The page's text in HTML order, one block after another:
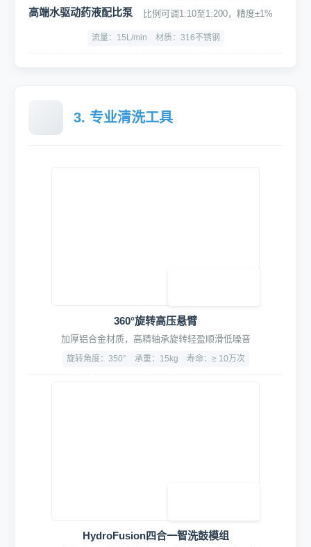
高端水驱动药液配比泵 比例可调1:10至1:200，精度±1%
流量：15L/min 材质：316不锈钢
3. 专业清洗工具
360°旋转高压悬臂
加厚铝合金材质，高精轴承旋转轻盈顺滑低噪音
旋转角度：350° 承重：15kg 寿命：≥ 10万次
HydroFusion四合一智洗鼓模组